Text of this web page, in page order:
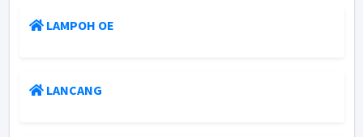
LAMPOH OE
LANCANG